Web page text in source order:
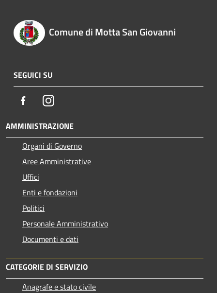
Comune di Motta San Giovanni
SEGUICI SU
FacebookInstagram
AMMINISTRAZIONE
Organi di Governo
Aree Amministrative
Uffici
Enti e fondazioni
Politici
Personale Amministrativo
Documenti e dati
CATEGORIE DI SERVIZIO
Anagrafe e stato civile